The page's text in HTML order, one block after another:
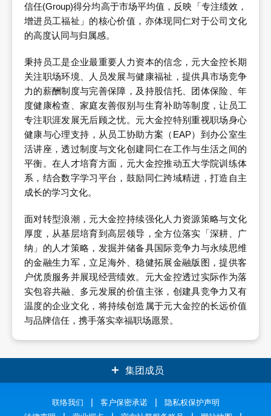
信任(Group)得分均高于市场平均值，反映「专注绩效，
增进员工福祉」的核心价值，亦体现同仁对于公司文化
的高度认同与归属感。
秉持员工是企业最重要人力资本的信念，元大金控长期
关注职场环境、人员发展与健康福祉，提供具市场竞争
力的薪酬制度与完善保障，及持股信托、团体保险、年
度健康检查、家庭友善假别与生育补助等制度，让员工
专注职涯发展无后顾之忧。元大金控特别重视职场身心
健康与心理支持，从员工协助方案（EAP）到办公室生
活讲座，透过制度与文化创建同仁在工作与生活之间的
平衡。在人才培育方面，元大金控推动五大学院训练体
系，结合数字学习平台，鼓励同仁跨域精进，打造自主
成长的学习文化。
面对转型浪潮，元大金控持续强化人力资源策略与文化
厚度，从基层培育到高层领导，全方位落实「深耕、广
纳」的人才策略，发掘并储备具国际竞争力与永续思维
的金融生力军，立足海外、稳健拓展金融版图，提供客
户优质服务并展现经营绩效。元大金控透过实际作为落
实包容共融、多元发展的价值主张，创建具竞争力又有
温度的企业文化，将持续创造属于元大金控的长远价值
与品牌信任，携手落实幸福职场愿景。
集团成员
元大证券 元大银行
联络我们 客户保密承诺
隐私权保护声明